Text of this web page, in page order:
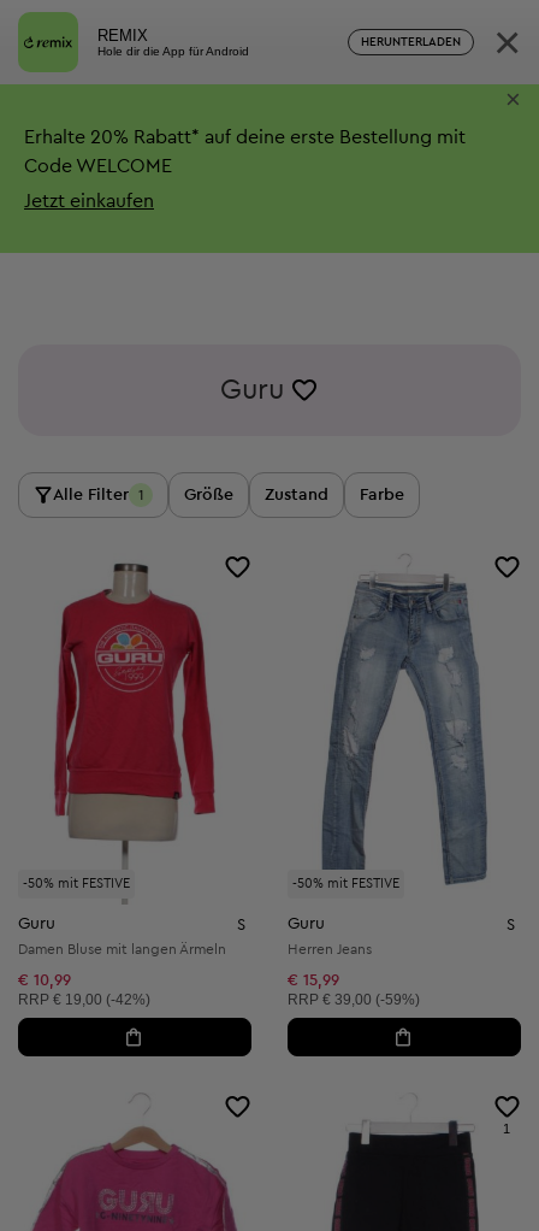
REMIX
Hole dir die App für Android
HERUNTERLADEN ×
Erhalte 20% Rabatt* auf deine erste Bestellung mit
Code WELCOME
Jetzt einkaufen
×
Guru
Alle Filter 1 Größe Zustand Farbe
-50% mit FESTIVE
Guru S
Damen Bluse mit langen Ärmeln
€ 10,99
Unverbindliche Preisempfehlung:
RRP € 19,00 (-42%)
-50% mit FESTIVE
Guru S
Herren Jeans
€ 15,99
Unverbindliche Preisempfehlung:
RRP € 39,00 (-59%)
1